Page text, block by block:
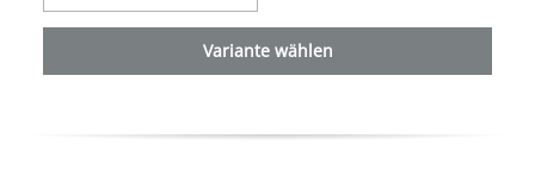
Variante wählen